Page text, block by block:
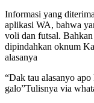
Informasi yang
aplikasi WA, bahwa
voli dan futsal. Bahkan
dipindahkan oknum
alasanya
“Dak tau alasanyo
galo”Tulisnya via